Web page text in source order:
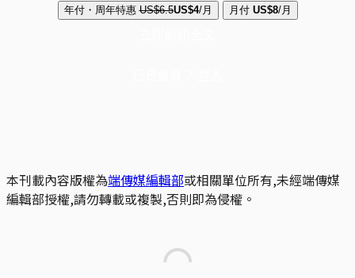
年付・周年特惠 US$6.5US$4/月 月付 US$8/月
本刊載內容版權為端傳媒編輯部或相關單位所有,未經端傳媒
編輯部授權,請勿轉載或複製,否則即為侵權。